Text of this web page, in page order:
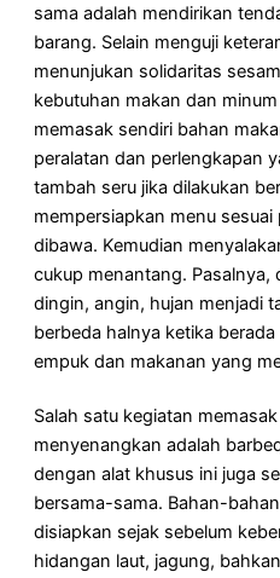
sama adalah mendirikan
barang. Selain menguji
menunjukan solidaritas
kebutuhan makan dan
memasak sendiri bahan
peralatan dan perlengkapan
tambah seru jika dilakukan
mempersiapkan menu
dibawa. Kemudian
cukup menantang. Pasalnya,
dingin, angin, hujan menjadi
berbeda halnya ketika
empuk dan makanan yang
Salah satu kegiatan
menyenangkan adalah
dengan alat khusus ini juga
bersama-sama. Bahan-
disiapkan sejak sebelum
hidangan laut, jagung,